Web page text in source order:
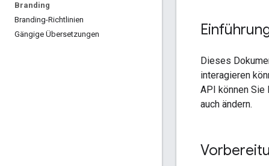
Branding
Branding-Richtlinien
Gängige Übersetzungen
Dieses
interagieren
API können
auch ändern.